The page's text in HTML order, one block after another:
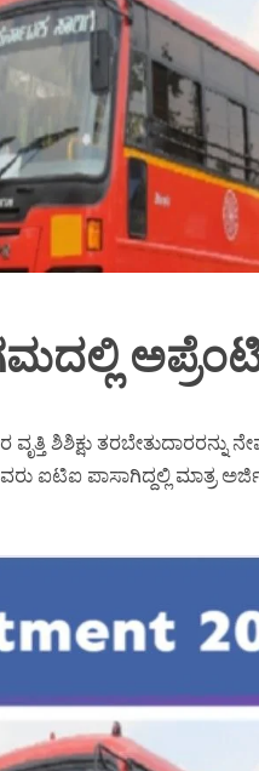
ಶಿಶಿಕ್ಷು ತರಬೇತುದಾರರನ್ನು
ಐಟಿಐ ಪಾಸಾಗಿದ್ದಲ್ಲಿ ಮಾತ್ರ